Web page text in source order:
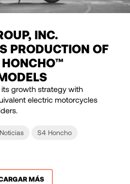
INC.
PRODUCTION OF
growth strategy with
electric motorcycles
S4 Honcho
MÁS